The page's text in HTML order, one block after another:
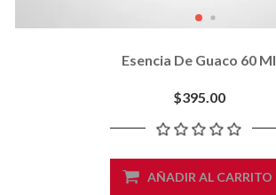
Esencia De Guaco 60 Ml
$395.00
AÑADIR AL CARRITO